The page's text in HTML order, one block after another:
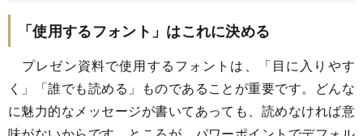
「使用するフォント」はこれに決める
プレゼン資料で使用するフォントは、「目に入りやす
く」「誰でも読める」ものであることが重要です。どんな
に魅力的なメッセージが書いてあっても、読めなければ意